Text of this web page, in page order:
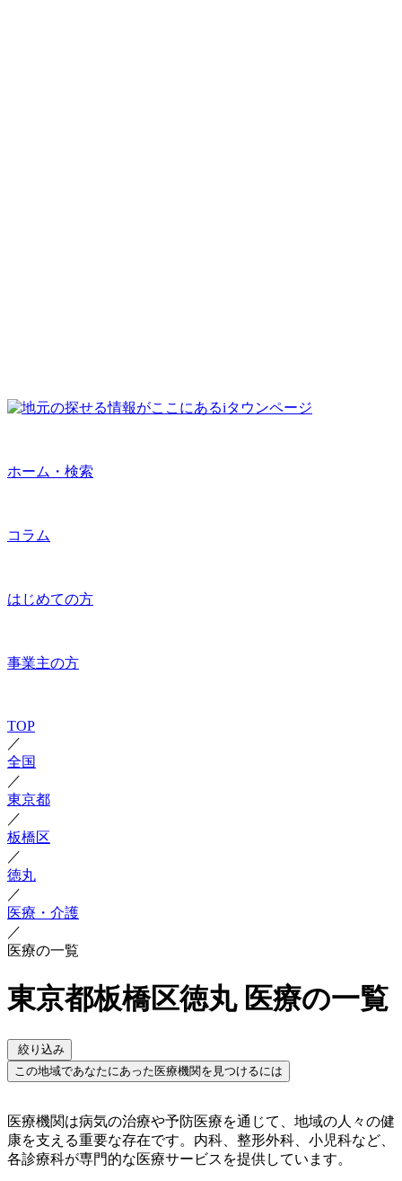
ホーム・検索
コラム
はじめての方
事業主の方
TOP
／
全国
／
東京都
／
板橋区
／
徳丸
／
医療・介護
／
医療の一覧
東京都板橋区徳丸 医療の一覧
絞り込み
この地域であなたにあった医療機関を見つけるには
医療機関は病気の治療や予防医療を通じて、地域の人々の健
康を支える重要な存在です。内科、整形外科、小児科など、
各診療科が専門的な医療サービスを提供しています。